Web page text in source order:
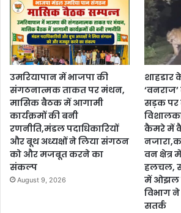
उमरियापान में भाजपा की
संगठनात्मक ताकत पर मंथन,
मासिक बैठक में आगामी
कार्यक्रमों की बनी
रणनीति,मंडल पदाधिकारियों
और बूथ अध्यक्षों ने लिया संगठन
को और मजबूत करने का
संकल्प
August 9, 2026
सड़क पर
कैमरे में
वन क्षेत्र
हलचल,
में ओझल
विभाग ने
सतर्क